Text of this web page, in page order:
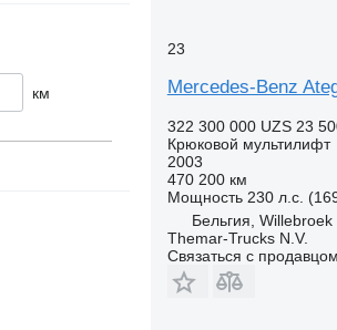
км
23
Mercedes-Benz
322 300 000 UZS 23
Крюковой мультилифт
2003
470 200 км
Мощность 230 л.с.
Бельгия, Willebroek
Themar-Trucks N.V.
Связаться с продавцом